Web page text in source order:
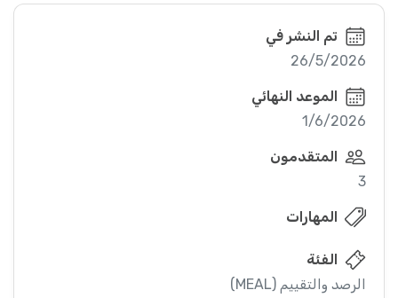
تم النشر في
26/5/2026
الموعد النهائي
1/6/2026
المتقدمون
3
المهارات
الفئة
الرصد والتقييم (MEAL)